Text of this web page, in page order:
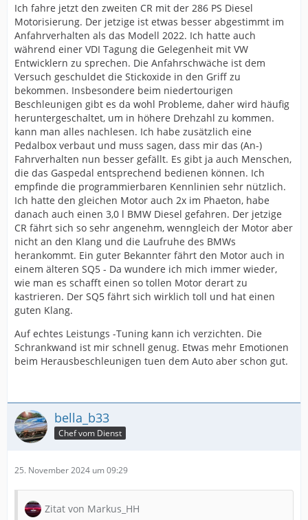
Ich fahre jetzt den zweiten CR mit der 286 PS Diesel
Motorisierung. Der jetzige ist etwas besser abgestimmt im
Anfahrverhalten als das Modell 2022. Ich hatte auch
während einer VDI Tagung die Gelegenheit mit VW
Entwicklern zu sprechen. Die Anfahrschwäche ist dem
Versuch geschuldet die Stickoxide in den Griff zu
bekommen. Insbesondere beim niedertourigen
Beschleunigen gibt es da wohl Probleme, daher wird häufig
heruntergeschaltet, um in höhere Drehzahl zu kommen.
kann man alles nachlesen. Ich habe zusätzlich eine
Pedalbox verbaut und muss sagen, dass mir das (An-)
Fahrverhalten nun besser gefällt. Es gibt ja auch Menschen,
die das Gaspedal entsprechend bedienen können. Ich
empfinde die programmierbaren Kennlinien sehr nützlich.
Ich hatte den gleichen Motor auch 2x im Phaeton, habe
danach auch einen 3,0 l BMW Diesel gefahren. Der jetzige
CR fährt sich so sehr angenehm, wenngleich der Motor aber
nicht an den Klang und die Laufruhe des BMWs
herankommt. Ein guter Bekannter fährt den Motor auch in
einem älteren SQ5 - Da wundere ich mich immer wieder,
wie man es schafft einen so tollen Motor derart zu
kastrieren. Der SQ5 fährt sich wirklich toll und hat einen
guten Klang.
Auf echtes Leistungs -Tuning kann ich verzichten. Die
Schrankwand ist mir schnell genug. Etwas mehr Emotionen
beim Herausbeschleunigen tuen dem Auto aber schon gut.
bella_b33
Chef vom Dienst
25. November 2024 um 09:29
Zitat von Markus_HH